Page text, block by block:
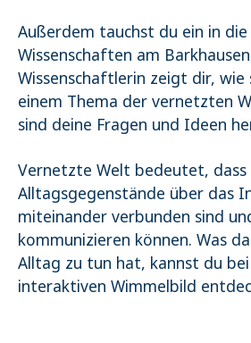
Außerdem tauchst du ein in
Wissenschaften am
Wissenschaftlerin zeigt dir,
einem Thema der vernetzten
sind deine Fragen und Ideen
Vernetzte Welt bedeutet, dass
Alltagsgegenstände über das
miteinander verbunden sind
kommunizieren können. Was
Alltag zu tun hat, kannst du
interaktiven Wimmelbild